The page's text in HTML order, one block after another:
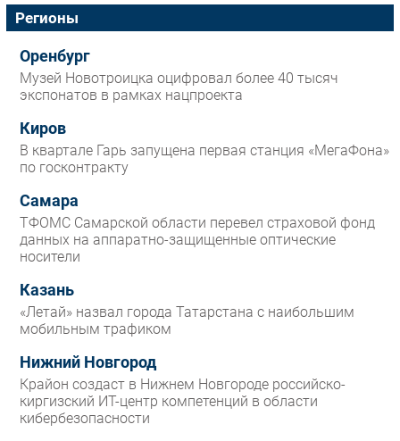
Регионы
Оренбург
Музей Новотроицка оцифровал более 40 тысяч
экспонатов в рамках нацпроекта
Киров
В квартале Гарь запущена первая станция «МегаФона»
по госконтракту
Самара
ТФОМС Самарской области перевел страховой фонд
данных на аппаратно-защищенные оптические
носители
Казань
«Летай» назвал города Татарстана с наибольшим
мобильным трафиком
Нижний Новгород
Крайон создаст в Нижнем Новгороде российско-
киргизский ИТ-центр компетенций в области
кибербезопасности